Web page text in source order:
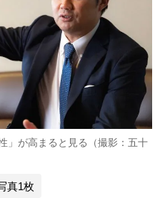
」が高まると見る（撮影：五十
真1枚